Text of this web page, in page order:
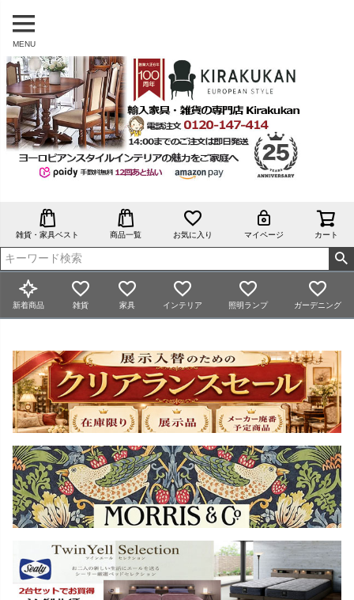
MENU
雑貨・家具ベスト 商品一覧 お気に入り マイページ カート
新着商品 雑貨 家具 インテリア 照明ランプ ガーデニング